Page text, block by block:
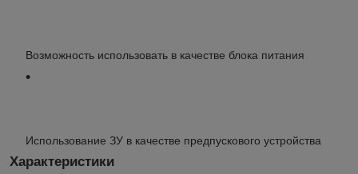
Возможность использовать в качестве блока питания
Использование ЗУ в качестве предпускового устройства
Характеристики